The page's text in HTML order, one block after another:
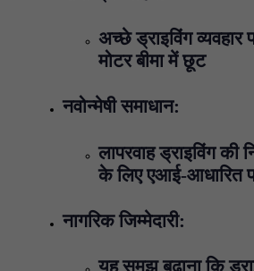
अच्छे ड्राइविंग व्यवहार
मोटर बीमा में छूट
नवोन्मेषी समाधान:
लापरवाह ड्राइविंग की
के लिए एआई-आधारित
नागरिक जिम्मेदारी: